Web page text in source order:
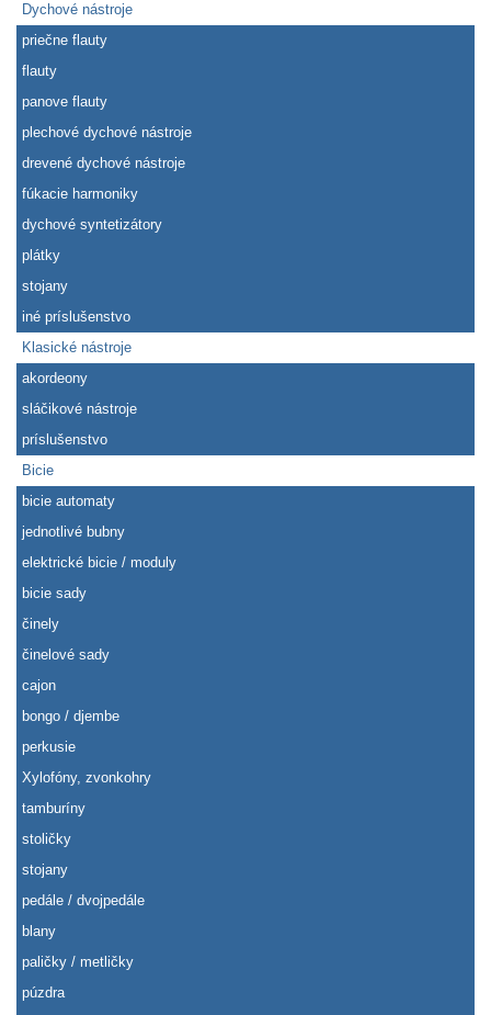
Dychové nástroje
priečne flauty
flauty
panove flauty
plechové dychové nástroje
drevené dychové nástroje
fúkacie harmoniky
dychové syntetizátory
plátky
stojany
iné príslušenstvo
Klasické nástroje
akordeony
sláčikové nástroje
príslušenstvo
Bicie
bicie automaty
jednotlivé bubny
elektrické bicie / moduly
bicie sady
činely
činelové sady
cajon
bongo / djembe
perkusie
Xylofóny, zvonkohry
tamburíny
stoličky
stojany
pedále / dvojpedále
blany
paličky / metličky
púzdra